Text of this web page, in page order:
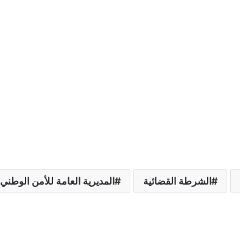
الشرطة القضائية المديرية العامة للأمن الوطني